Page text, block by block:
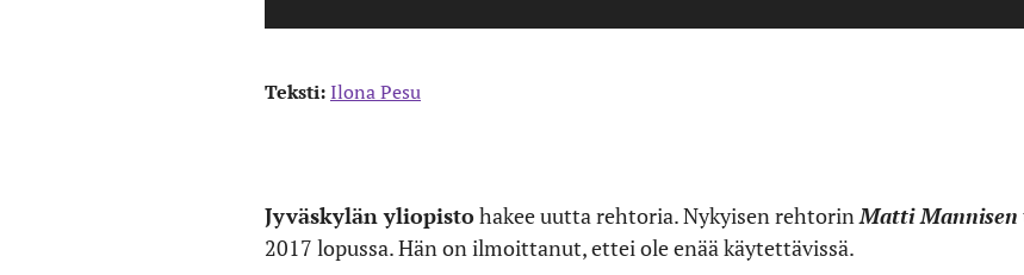
Teksti: Ilona Pesu
Jyväskylän yliopistohakee uutta rehtoria. Nykyisen rehtorin Matti Mannisen
2017 lopussa. Hän on ilmoittanut, ettei ole enää käytettävissä.